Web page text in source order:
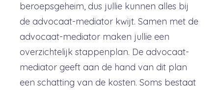
beroepsgeheim, dus jullie kunnen alles bij
de advocaat-mediator kwijt. Samen met de
advocaat-mediator maken jullie een
overzichtelijk stappenplan. De advocaat-
mediator geeft aan de hand van dit plan
een schatting van de kosten. Soms bestaat